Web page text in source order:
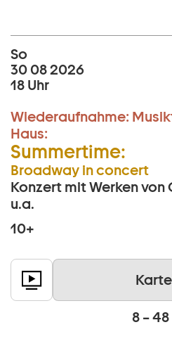
So
30 08 2026
18 Uhr
Wiederaufnahme:
Haus:
Summertime:
Broadway in concert
Konzert mit Werken von
u.a.
10+
8 –